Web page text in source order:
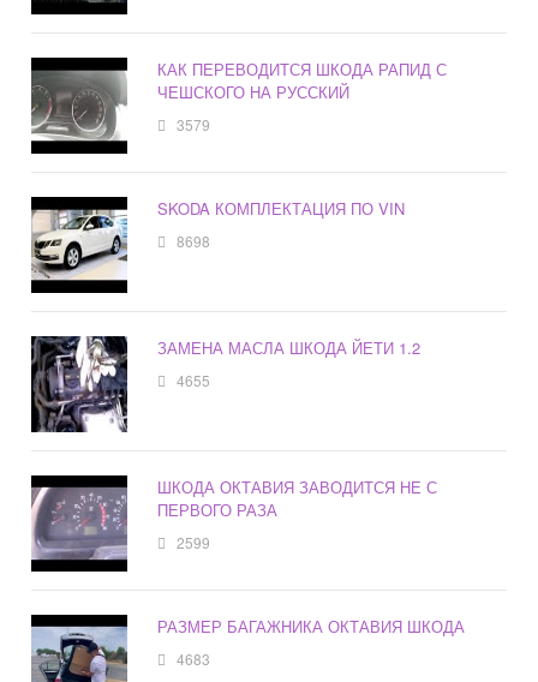
КАК ПЕРЕВОДИТСЯ ШКОДА РАПИД С
ЧЕШСКОГО НА РУССКИЙ
3579
SKODA КОМПЛЕКТАЦИЯ ПО VIN
8698
ЗАМЕНА МАСЛА ШКОДА ЙЕТИ 1.2
4655
ШКОДА ОКТАВИЯ ЗАВОДИТСЯ НЕ С
ПЕРВОГО РАЗА
2599
РАЗМЕР БАГАЖНИКА ОКТАВИЯ ШКОДА
4683